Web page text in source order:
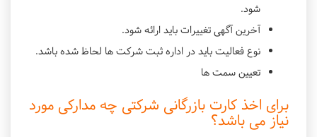
شود.
آخرین آگهی تغییرات باید ارائه شود.
نوع فعالیت باید در اداره ثبت شرکت ها لحاظ شده باشد.
تعيين سمت ها
برای اخذ کارت بازرگانی شرکتی چه مدارکی مورد
نیاز می باشد؟